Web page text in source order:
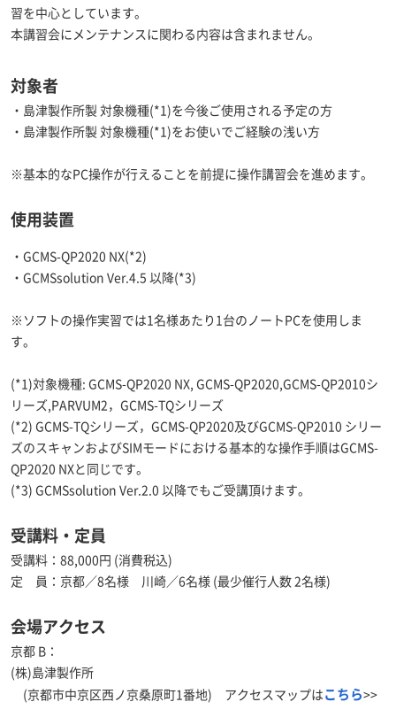
習を中心としています。
本講習会にメンテナンスに関わる内容は含まれません。
対象者
・島津製作所製 対象機種(*1)を今後ご使用される予定の方
・島津製作所製 対象機種(*1)をお使いでご経験の浅い方
※基本的なPC操作が行えることを前提に操作講習会を進めます。
使用装置
・GCMS-QP2020 NX(*2)
・GCMSsolution Ver.4.5 以降(*3)
※ソフトの操作実習では1名様あたり1台のノートPCを使用しま
す。
(*1)対象機種: GCMS-QP2020 NX, GCMS-QP2020,GCMS-QP2010シ
リーズ,PARVUM2，GCMS-TQシリーズ
(*2) GCMS-TQシリーズ，GCMS-QP2020及びGCMS-QP2010 シリー
ズのスキャンおよびSIMモードにおける基本的な操作手順はGCMS-
QP2020 NXと同じです。
(*3) GCMSsolution Ver.2.0 以降でもご受講頂けます。
受講料・定員
受講料：88,000円 (消費税込)
定 員：京都／8名様 川崎／6名様 (最少催行人数 2名様)
会場アクセス
京都 B：
(株)島津製作所
(京都市中京区西ノ京桑原町1番地) アクセスマップは こちら>>